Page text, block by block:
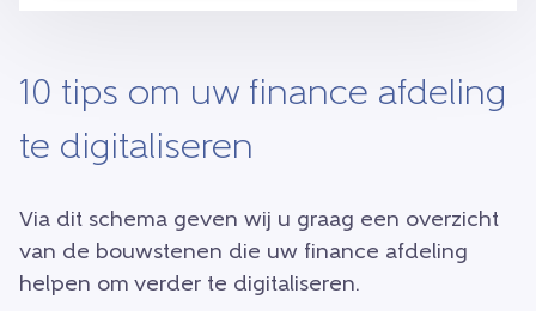
10 tips om uw finance afdeling
te digitaliseren
Via dit schema geven wij u graag een overzicht
van de bouwstenen die uw finance afdeling
helpen om verder te digitaliseren.